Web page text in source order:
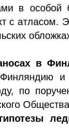
в особой
с атласом.
в
по